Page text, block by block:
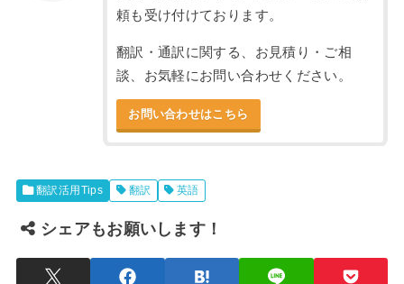
頼も受け付けております。
翻訳・通訳に関する、お見積り・ご相
談、お気軽にお問い合わせください。
お問い合わせはこちら
翻訳活用Tips 翻訳 英語
シェアもお願いします！